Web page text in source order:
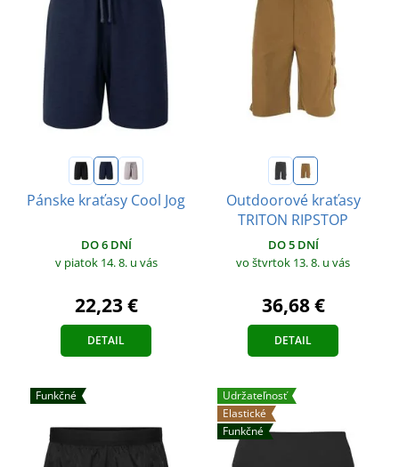
Pánske kraťasy Cool Jog
DO 6 DNÍ
v piatok 14. 8. u vás
22,23 €
DETAIL
Outdoorové kraťasy
TRITON RIPSTOP
DO 5 DNÍ
vo štvrtok 13. 8. u vás
36,68 €
DETAIL
Funkčné
Udržateľnosť
Elastické
Funkčné